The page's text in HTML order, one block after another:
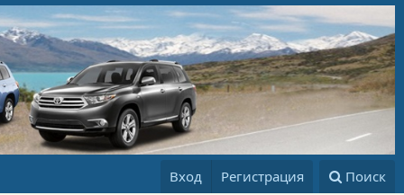
Вход Регистрация Поиск